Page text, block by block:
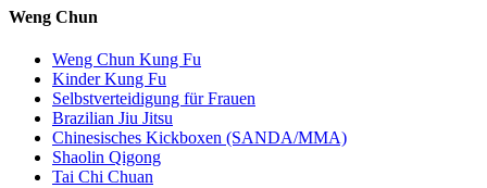
Weng Chun
Weng Chun Kung Fu
Kinder Kung Fu
Selbstverteidigung für Frauen
Brazilian Jiu Jitsu
Chinesisches Kickboxen (SANDA/MMA)
Shaolin Qigong
Tai Chi Chuan